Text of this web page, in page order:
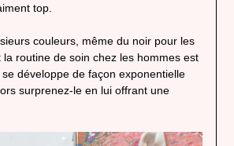
top.
couleurs, même du noir pour les
la routine de soin chez les hommes est
développe de façon exponentielle
surprenez-le en lui offrant une